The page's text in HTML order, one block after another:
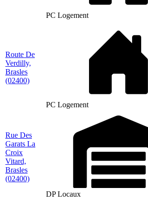
PC Logement
Route De
Verdilly,
Brasles
(02400)
PC Logement
Rue Des
Garats La
Croix
Vitard,
Brasles
(02400)
DP Locaux